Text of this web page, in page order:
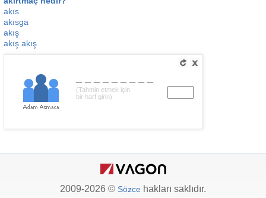
akıs
akısga
akış
akış akış
(Tahmin etmek için
bir harf girin)
2009-2026 © Sözce hakları saklıdır.